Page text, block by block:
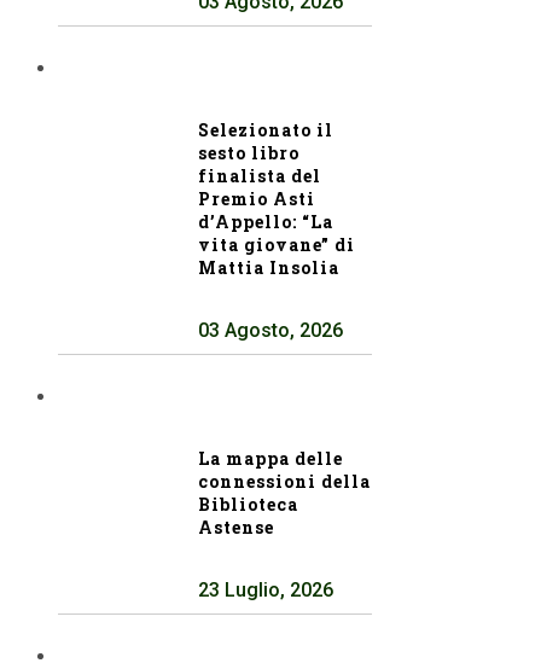
Selezionato il
sesto libro
finalista del
Premio Asti
d’Appello: “La
vita giovane” di
Mattia Insolia
03 Agosto, 2026
La mappa delle
connessioni della
Biblioteca
Astense
23 Luglio, 2026